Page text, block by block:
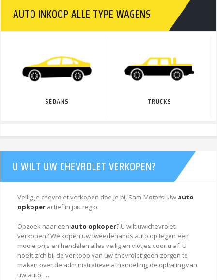
AUTO INKOOP ALLE TYPE WAGENS
SEDANS TRUCKS
U WILT UW CHEVROLET VERKOPEN?
Veilig je chevrolet verkopen doe je bij Sam-Motors! Uw auto
opkoper actief in jou regio.
Opzoek naar een auto opkoper? U wilt uw chevrolet
verkopen? We kopen uw tweedehands auto op tegen een
mooie prijs en handelen alles veilig en vlotjes voor u af. U
hoeft zich bij de verkoop van uw chevrolet geen zorgen te
maken over de administratieve afhandeling, de ophaling van
uw auto, …